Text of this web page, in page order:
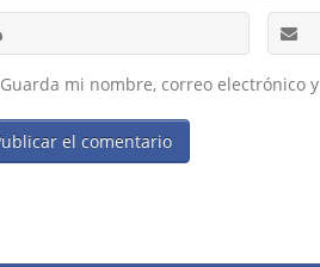
Guarda mi nombre, correo electrónico